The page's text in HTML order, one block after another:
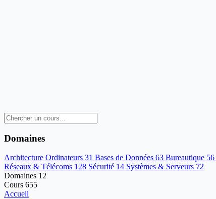
Domaines
Architecture Ordinateurs 31 Bases de Données 63 Bureautique 56
Réseaux & Télécoms 128 Sécurité 14 Systèmes & Serveurs 72
Domaines 12
Cours 655
Accueil